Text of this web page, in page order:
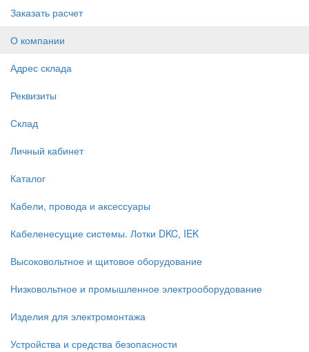
Заказать расчет
О компании
Адрес склада
Реквизиты
Склад
Личный кабинет
Каталог
Кабели, провода и аксессуары
Кабеленесущие системы. Лотки DKC, IEK
Высоковольтное и щитовое оборудование
Низковольтное и промышленное электрооборудование
Изделия для электромонтажа
Устройства и средства безопасности